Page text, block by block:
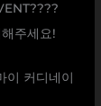
주세요!
이 커디네이